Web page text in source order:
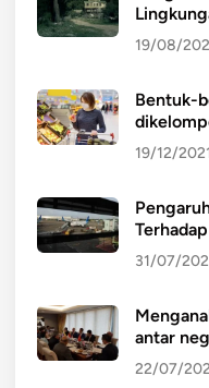
19/08/
Bentuk-
19/12/
31/07/
antar
22/07/